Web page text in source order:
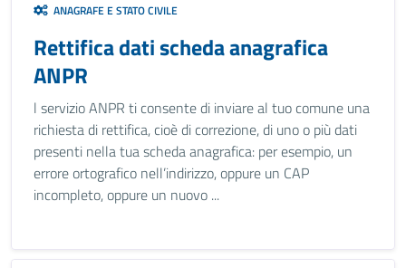
ANAGRAFE E STATO CIVILE
Rettifica dati scheda anagrafica
ANPR
l servizio ANPR ti consente di inviare al tuo comune una
richiesta di rettifica, cioè di correzione, di uno o più dati
presenti nella tua scheda anagrafica: per esempio, un
errore ortografico nell’indirizzo, oppure un CAP
incompleto, oppure un nuovo ...